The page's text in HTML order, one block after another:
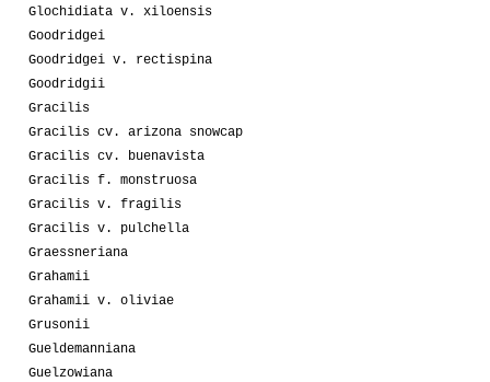
Glochidiata v. xiloensis
Goodridgei
Goodridgei v. rectispina
Goodridgii
Gracilis
Gracilis cv. arizona snowcap
Gracilis cv. buenavista
Gracilis f. monstruosa
Gracilis v. fragilis
Gracilis v. pulchella
Graessneriana
Grahamii
Grahamii v. oliviae
Grusonii
Gueldemanniana
Guelzowiana